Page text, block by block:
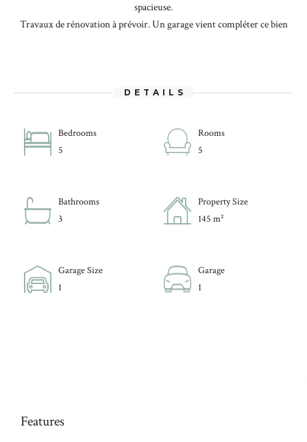
spacieuse.
Travaux de rénovation à prévoir. Un garage vient compléter ce bien
DETAILS
Bedrooms
5
Rooms
5
Bathrooms
3
Property Size
145 m²
Garage Size
1
Garage
1
Features